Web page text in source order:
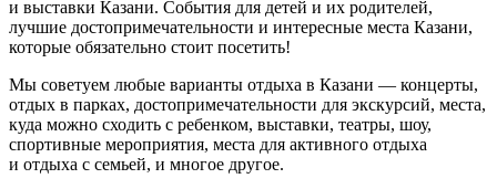
и выставки Казани. События для детей и их родителей,
лучшие достопримечательности и интересные места Казани,
которые обязательно стоит посетить!
Мы советуем любые варианты отдыха в Казани — концерты,
отдых в парках, достопримечательности для экскурсий, места,
куда можно сходить с ребенком, выставки, театры, шоу,
спортивные мероприятия, места для активного отдыха
и отдыха с семьей, и многое другое.